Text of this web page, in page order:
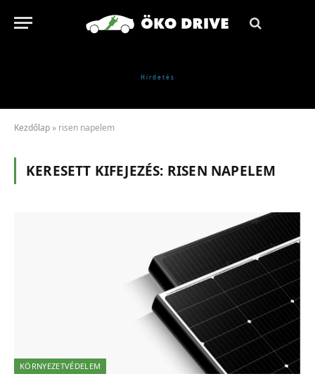
Kezdőlap » risen napelem
KERESETT KIFEJEZÉS: RISEN NAPELEM
KÖRNYEZETVÉDELEM